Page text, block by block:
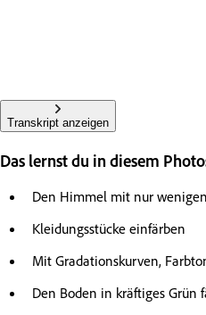
Transkript anzeigen
Das lernst du in diesem
Den Himmel mit nur
Kleidungsstücke einfärben
Mit Gradationskurven,
Den Boden in kräftiges Grün